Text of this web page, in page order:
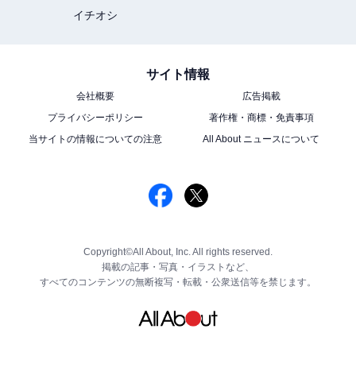
イチオシ
サイト情報
会社概要
広告掲載
プライバシーポリシー
著作権・商標・免責事項
当サイトの情報についての注意
All About ニュースについて
Copyright©All About, Inc. All rights reserved.
掲載の記事・写真・イラストなど、
すべてのコンテンツの無断複写・転載・公衆送信等を禁じます。